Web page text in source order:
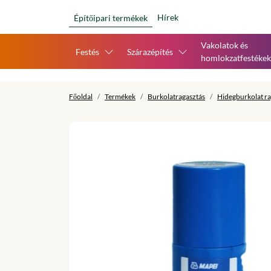
Építőipari termékek Hírek
Festés Szárazépítés
Vakolatok és
homlokzatfestékek
Főoldal Termékek Burkolatragasztás Hidegburkolat